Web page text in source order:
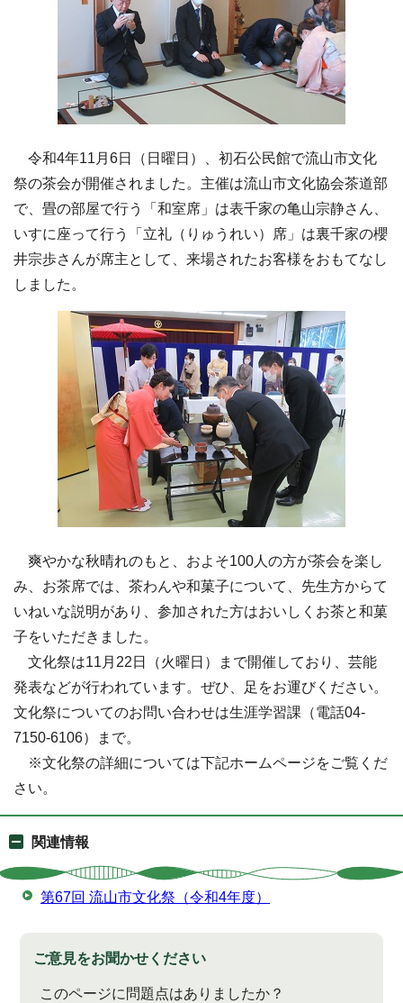
令和4年11月6日（日曜日）、初石公民館で流山市文化
祭の茶会が開催されました。主催は流山市文化協会茶道部
で、畳の部屋で行う「和室席」は表千家の亀山宗静さん、
いすに座って行う「立礼（りゅうれい）席」は裏千家の櫻
井宗歩さんが席主として、来場されたお客様をおもてなし
しました。
爽やかな秋晴れのもと、およそ100人の方が茶会を楽し
み、お茶席では、茶わんや和菓子について、先生方からて
いねいな説明があり、参加された方はおいしくお茶と和菓
子をいただきました。
文化祭は11月22日（火曜日）まで開催しており、芸能
発表などが行われています。ぜひ、足をお運びください。
文化祭についてのお問い合わせは生涯学習課（電話04-
7150-6106）まで。
※文化祭の詳細については下記ホームページをご覧くだ
さい。
関連情報
第67回 流山市文化祭（令和4年度）
ご意見をお聞かせください
このページに問題点はありましたか？